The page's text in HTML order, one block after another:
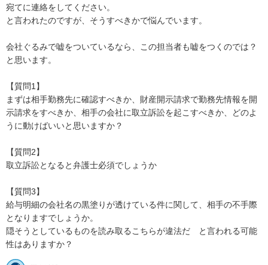
宛てに連絡をしてください。
と言われたのですが、そうすべきかで悩んでいます。
会社ぐるみで嘘をついているなら、この担当者も嘘をつくのでは？
と思います。
【質問1】
まずは相手勤務先に確認すべきか、財産開示請求で勤務先情報を開
示請求をすべきか、相手の会社に取立訴訟を起こすべきか、どのよ
うに動けばいいと思いますか？
【質問2】
取立訴訟となると弁護士必須でしょうか
【質問3】
給与明細の会社名の黒塗りが透けている件に関して、相手の不手際
となりますでしょうか。
隠そうとしているものを読み取るこちらが違法だ　と言われる可能
性はありますか？